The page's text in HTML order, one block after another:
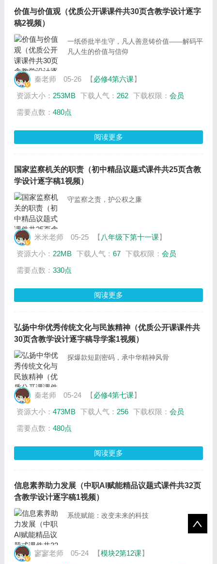
价值与价值观（优质公开课课件共30页含教学设计逐字
稿2视频）
一纸侨批半生守，凡人善意铸价值——解码平
凡人生的价值与信仰
秦老师 05-26 【必修4第六课】
资源大小： 253MB 下载人气： 262 下载权限： 会员
需要点数： 480点
阅读更多
国家监察机关的职责（初中精品议题式课件共25页含教
学设计逐字稿1视频）
守监察之责，护公权之廉
米米老师 05-25 【 八年级下第十一课】
资源大小： 22MB 下载人气： 67 下载权限： 会员
需要点数： 330点
阅读更多
弘扬中华优秀传统文化与民族精神（优质公开课课件共
30页含教学设计逐字稿导学案1视频）
探爆款短剧密码，承中华精神风骨
秦老师 05-24 【必修4第七课】
资源大小： 473MB 下载人气： 256 下载权限： 会员
需要点数： 480点
阅读更多
信息素养助力发展（中职AI赋能精品议题式课件共32页
含教学设计逐字稿1视频）
系统赋能：改变未来的科技
寥寥老师 05-24 【模块2第12课】